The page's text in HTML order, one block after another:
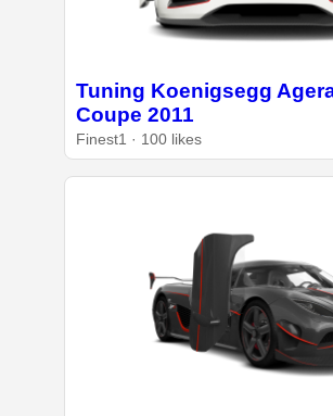
Tuning Koenigsegg
Coupe 2011
Finest1 · 100 likes